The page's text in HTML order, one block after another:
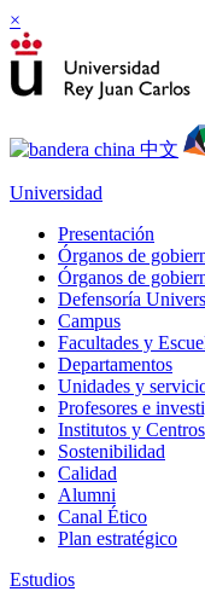
×
Universidad
Presentación
Órganos de
Órganos de
Defensoría
Campus
Facultades y
Departamentos
Unidades y
Profesores e
Institutos y Centros
Sostenibilidad
Calidad
Alumni
Canal Ético
Plan estratégico
Estudios